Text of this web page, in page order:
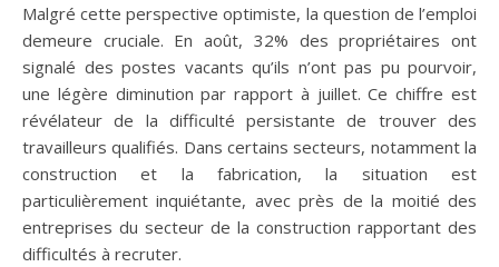
Malgré cette perspective optimiste, la question de l’emploi
demeure cruciale. En août, 32% des propriétaires ont
signalé des postes vacants qu’ils n’ont pas pu pourvoir,
une légère diminution par rapport à juillet. Ce chiffre est
révélateur de la difficulté persistante de trouver des
travailleurs qualifiés. Dans certains secteurs, notamment la
construction et la fabrication, la situation est
particulièrement inquiétante, avec près de la moitié des
entreprises du secteur de la construction rapportant des
difficultés à recruter.